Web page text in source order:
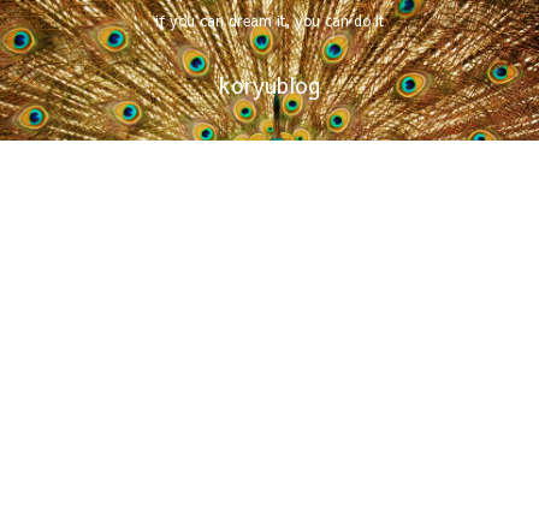
if you can dream it, you can do it
koryublog